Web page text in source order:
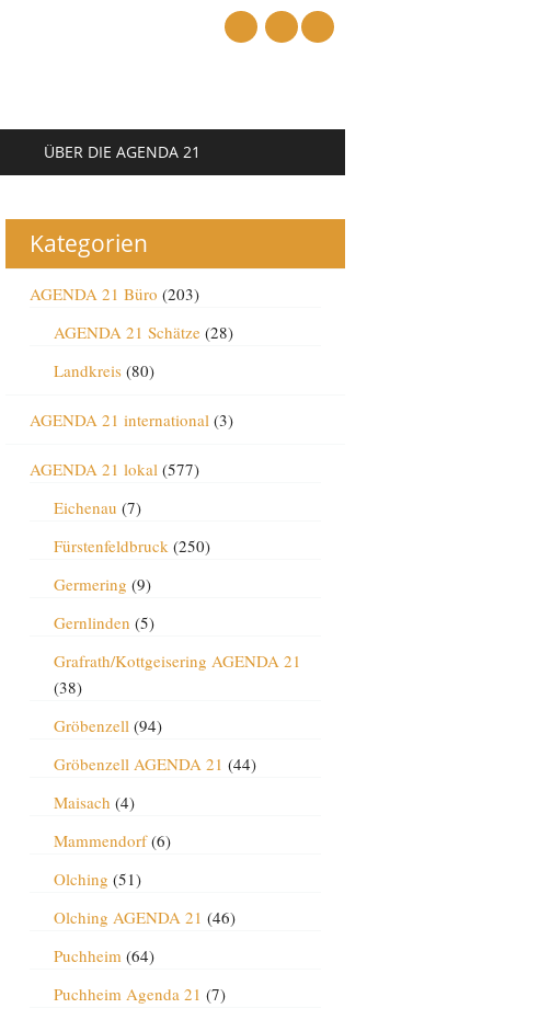
ÜBER DIE AGENDA 21
Kategorien
AGENDA 21 Büro (203)
AGENDA 21 Schätze(28)
Landkreis(80)
AGENDA 21 international(3)
AGENDA 21 lokal(577)
Eichenau (7)
Fürstenfeldbruck(250)
Germering (9)
Gernlinden (5)
Grafrath/Kottgeisering AGENDA 21
(38)
Gröbenzell(94)
Gröbenzell AGENDA 21 (44)
Maisach (4)
Mammendorf(6)
Olching (51)
Olching AGENDA 21 (46)
Puchheim(64)
Puchheim Agenda 21 (7)